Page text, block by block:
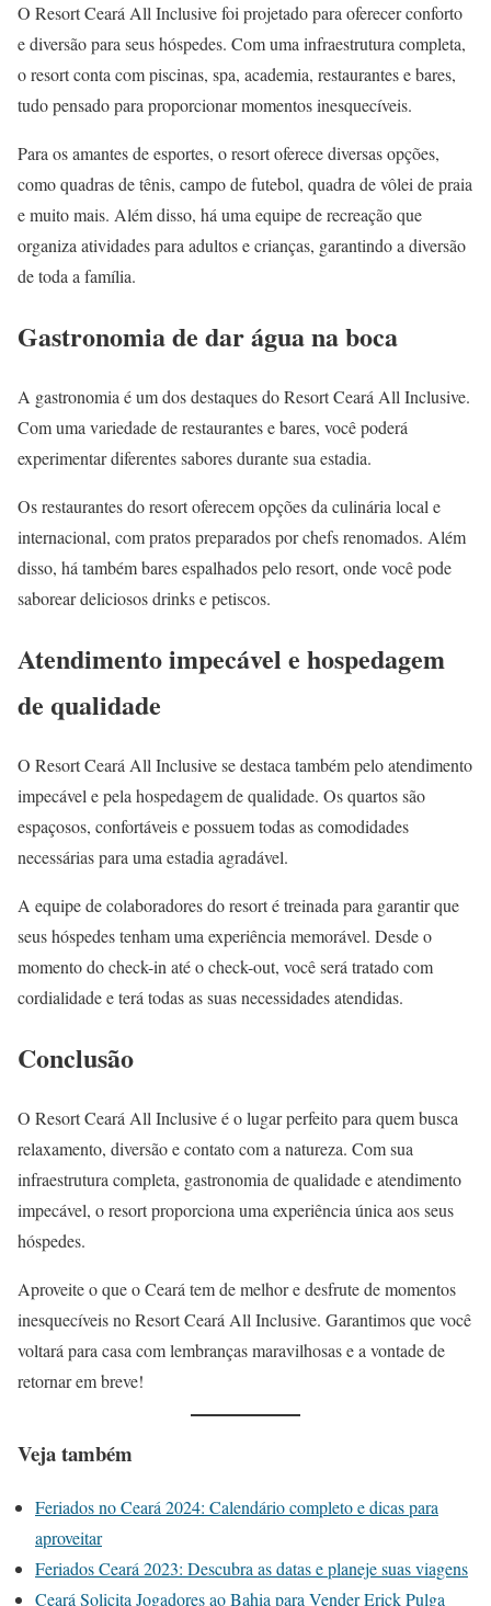
O Resort Ceará All Inclusive foi projetado para oferecer conforto
e diversão para seus hóspedes. Com uma infraestrutura completa,
o resort conta com piscinas, spa, academia, restaurantes e bares,
tudo pensado para proporcionar momentos inesquecíveis.
Para os amantes de esportes, o resort oferece diversas opções,
como quadras de tênis, campo de futebol, quadra de vôlei de praia
e muito mais. Além disso, há uma equipe de recreação que
organiza atividades para adultos e crianças, garantindo a diversão
de toda a família.
Gastronomia de dar água na boca
A gastronomia é um dos destaques do Resort Ceará All Inclusive.
Com uma variedade de restaurantes e bares, você poderá
experimentar diferentes sabores durante sua estadia.
Os restaurantes do resort oferecem opções da culinária local e
internacional, com pratos preparados por chefs renomados. Além
disso, há também bares espalhados pelo resort, onde você pode
saborear deliciosos drinks e petiscos.
Atendimento impecável e hospedagem
de qualidade
O Resort Ceará All Inclusive se destaca também pelo atendimento
impecável e pela hospedagem de qualidade. Os quartos são
espaçosos, confortáveis e possuem todas as comodidades
necessárias para uma estadia agradável.
A equipe de colaboradores do resort é treinada para garantir que
seus hóspedes tenham uma experiência memorável. Desde o
momento do check-in até o check-out, você será tratado com
cordialidade e terá todas as suas necessidades atendidas.
Conclusão
O Resort Ceará All Inclusive é o lugar perfeito para quem busca
relaxamento, diversão e contato com a natureza. Com sua
infraestrutura completa, gastronomia de qualidade e atendimento
impecável, o resort proporciona uma experiência única aos seus
hóspedes.
Aproveite o que o Ceará tem de melhor e desfrute de momentos
inesquecíveis no Resort Ceará All Inclusive. Garantimos que você
voltará para casa com lembranças maravilhosas e a vontade de
retornar em breve!
Veja também
Feriados no Ceará 2024: Calendário completo e dicas para
aproveitar
Feriados Ceará 2023: Descubra as datas e planeje suas viagens
Ceará Solicita Jogadores ao Bahia para Vender Erick Pulga